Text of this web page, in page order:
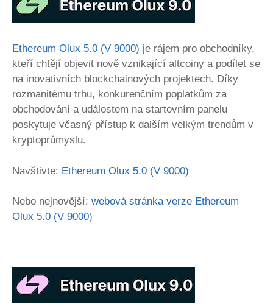
Ethereum Olux 5.0 (V 9000) je rájem pro obchodníky,
kteří chtějí objevit nově vznikající altcoiny a podílet se
na inovativních blockchainových projektech. Díky
rozmanitému trhu, konkurenčním poplatkům za
obchodování a událostem na startovním panelu
poskytuje včasný přístup k dalším velkým trendům v
kryptoprůmyslu.
Navštivte: Ethereum Olux 5.0 (V 9000)
Nebo nejnovější: webová stránka verze Ethereum
Olux 5.0 (V 9000)